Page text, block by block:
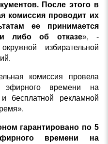
После этого в
комиссия проводит их
ее принимается
либо об отказе», -
избирательной
комиссия провела
эфирного времени на
бесплатной рекламной
гарантировано по 5
времени на